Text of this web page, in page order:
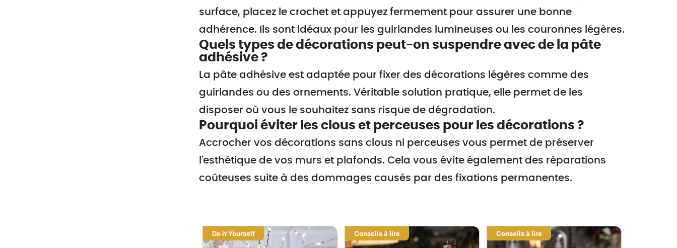
surface, placez le crochet et appuyez fermement pour assurer une bonne
adhérence. Ils sont idéaux pour les guirlandes lumineuses ou les couronnes légères.
Quels types de décorations peut-on suspendre avec de la pâte
adhésive ?
La pâte adhésive est adaptée pour fixer des décorations légères comme des
guirlandes ou des ornements. Véritable solution pratique, elle permet de les
disposer où vous le souhaitez sans risque de dégradation.
Pourquoi éviter les clous et perceuses pour les décorations ?
Accrocher vos décorations sans clous ni perceuses vous permet de préserver
l'esthétique de vos murs et plafonds. Cela vous évite également des réparations
coûteuses suite à des dommages causés par des fixations permanentes.
Do it Yourself Conseils à lire Conseils à lire